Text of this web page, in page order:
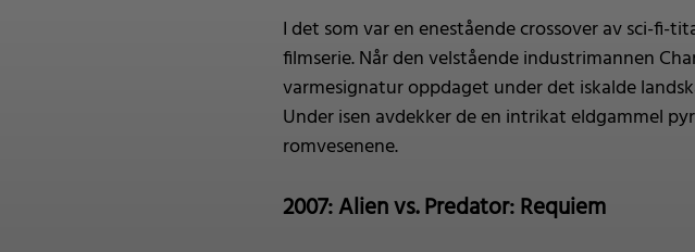
I det som var en enestående crossover av sci-fi-
filmserie. Når den velstående industrimannen
varmesignatur oppdaget under det iskalde
Under isen avdekker de en intrikat eldgammel
romvesenene.
2007: Alien vs. Predator: Requiem